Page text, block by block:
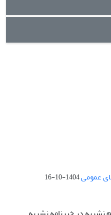
عمومی1404-10-16